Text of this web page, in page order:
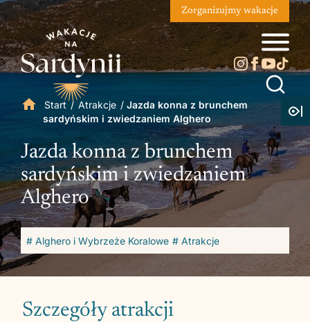
Zorganizujmy wakacje
Start / Atrakcje / Jazda konna z brunchem
sardyńskim i zwiedzaniem Alghero
Jazda konna z brunchem
sardyńskim i zwiedzaniem
Alghero
# Alghero i Wybrzeże Koralowe # Atrakcje
Szczegóły atrakcji